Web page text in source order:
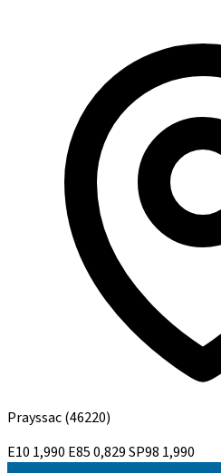
Prayssac(46220)
E10 1,990 E850,829SP98 1,990